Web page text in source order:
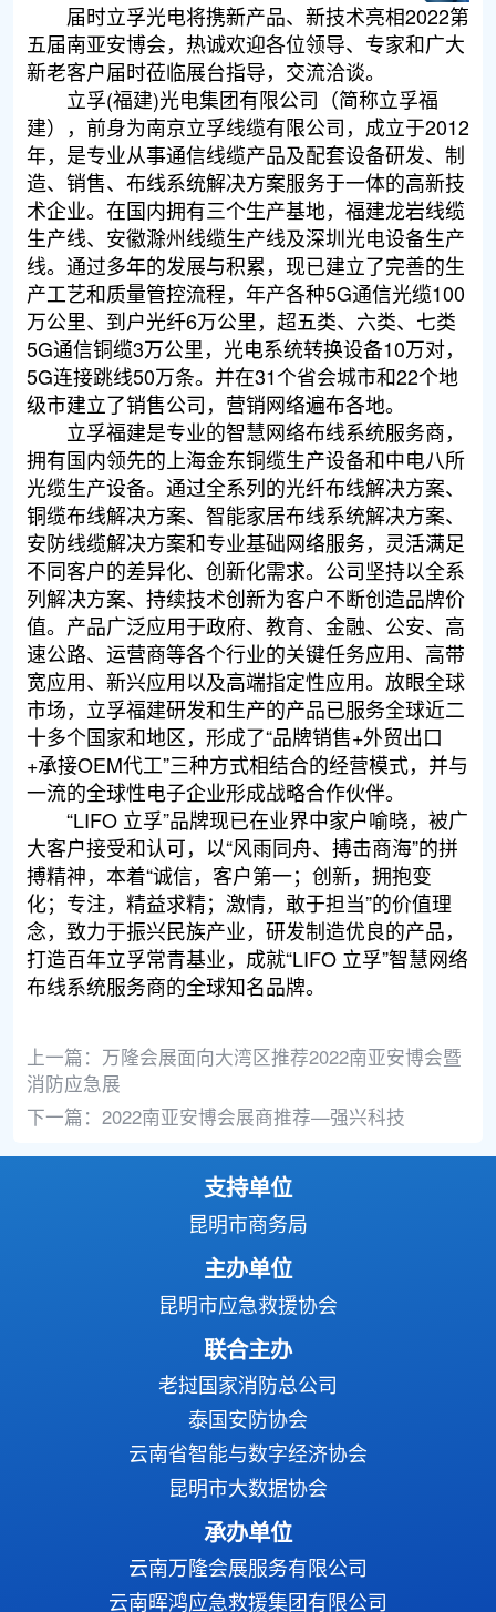
届时立孚光电将携新产品、新技术亮相2022第
五届南亚安博会，热诚欢迎各位领导、专家和广大
新老客户届时莅临展台指导，交流洽谈。
立孚(福建)光电集团有限公司（简称立孚福
建），前身为南京立孚线缆有限公司，成立于2012
年，是专业从事通信线缆产品及配套设备研发、制
造、销售、布线系统解决方案服务于一体的高新技
术企业。在国内拥有三个生产基地，福建龙岩线缆
生产线、安徽滁州线缆生产线及深圳光电设备生产
线。通过多年的发展与积累，现已建立了完善的生
产工艺和质量管控流程，年产各种5G通信光缆100
万公里、到户光纤6万公里，超五类、六类、七类
5G通信铜缆3万公里，光电系统转换设备10万对，
5G连接跳线50万条。并在31个省会城市和22个地
级市建立了销售公司，营销网络遍布各地。
立孚福建是专业的智慧网络布线系统服务商，
拥有国内领先的上海金东铜缆生产设备和中电八所
光缆生产设备。通过全系列的光纤布线解决方案、
铜缆布线解决方案、智能家居布线系统解决方案、
安防线缆解决方案和专业基础网络服务，灵活满足
不同客户的差异化、创新化需求。公司坚持以全系
列解决方案、持续技术创新为客户不断创造品牌价
值。产品广泛应用于政府、教育、金融、公安、高
速公路、运营商等各个行业的关键任务应用、高带
宽应用、新兴应用以及高端指定性应用。放眼全球
市场，立孚福建研发和生产的产品已服务全球近二
十多个国家和地区，形成了“品牌销售+外贸出口
+承接OEM代工”三种方式相结合的经营模式，并与
一流的全球性电子企业形成战略合作伙伴。
“LIFO 立孚”品牌现已在业界中家户喻晓，被广
大客户接受和认可，以“风雨同舟、搏击商海”的拼
搏精神，本着“诚信，客户第一；创新，拥抱变
化；专注，精益求精；激情，敢于担当”的价值理
念，致力于振兴民族产业，研发制造优良的产品，
打造百年立孚常青基业，成就“LIFO 立孚”智慧网络
布线系统服务商的全球知名品牌。
上一篇： 万隆会展面向大湾区推荐2022南亚安博会暨
消防应急展
下一篇： 2022南亚安博会展商推荐—强兴科技
支持单位
昆明市商务局
主办单位
昆明市应急救援协会
联合主办
老挝国家消防总公司
泰国安防协会
云南省智能与数字经济协会
昆明市大数据协会
承办单位
云南万隆会展服务有限公司
云南晖鸿应急救援集团有限公司